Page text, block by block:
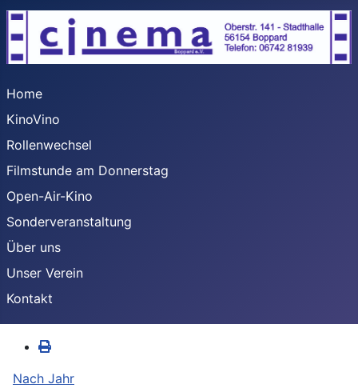
Home
KinoVino
Rollenwechsel
Filmstunde am Donnerstag
Open-Air-Kino
Sonderveranstaltung
Über uns
Unser Verein
Kontakt
Nach Jahr